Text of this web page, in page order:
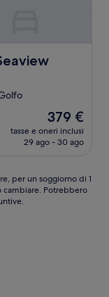
- Loc
Il
prezzo
attuale
379 €
tasse e oneri inclusi
29 ago - 30 ago
per un soggiorno di 1
cambiare. Potrebbero